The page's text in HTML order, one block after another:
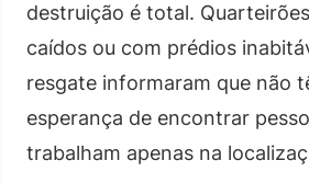
destruição é total.
caídos ou com prédios
resgate informaram que não
esperança de encontrar
trabalham apenas na